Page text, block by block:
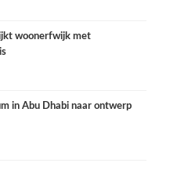
woonerfwijk met
in Abu Dhabi naar ontwerp